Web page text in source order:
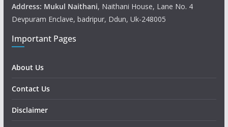
Address: Mukul Naithani, Naithani House, Lane No. 4
Devpuram Enclave, badripur, Ddun, Uk-248005
Important Pages
About Us
Contact Us
Disclaimer